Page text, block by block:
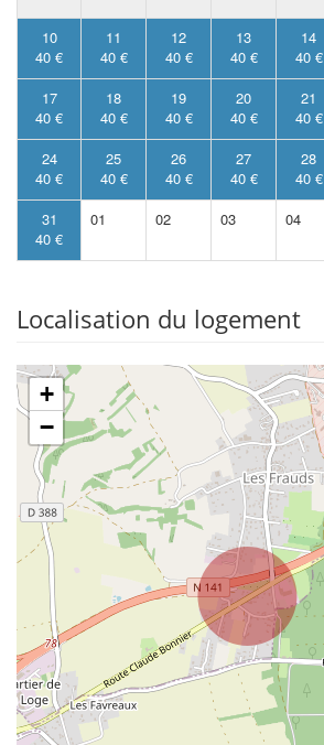
10
40 €
11
40 €
12
40 €
13
40 €
14
40 €
17
40 €
18
40 €
19
40 €
20
40 €
21
40 €
24
40 €
25
40 €
26
40 €
27
40 €
28
40 €
31
40 €
01 02 03 04
Localisation du logement
+
−